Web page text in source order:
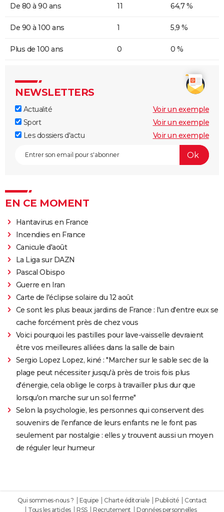
De 80 à 90 ans 11 64,7 %
De 90 à 100 ans 1 5,9 %
Plus de 100 ans 0 0 %
NEWSLETTERS
Actualité
Voir un exemple
Sport
Voir un exemple
Les dossiers d'actu
Voir un exemple
EN CE MOMENT
Hantavirus en France
Incendies en France
Canicule d'août
La Liga sur DAZN
Pascal Obispo
Guerre en Iran
Carte de l'éclipse solaire du 12 août
Ce sont les plus beaux jardins de France : l'un d'entre eux se
cache forcément près de chez vous
Voici pourquoi les pastilles pour lave-vaisselle devraient
être vos meilleures alliées dans la salle de bain
Sergio Lopez Lopez, kiné : "Marcher sur le sable sec de la
plage peut nécessiter jusqu'à près de trois fois plus
d'énergie, cela oblige le corps à travailler plus dur que
lorsqu'on marche sur un sol ferme"
Selon la psychologie, les personnes qui conservent des
souvenirs de l'enfance de leurs enfants ne le font pas
seulement par nostalgie : elles y trouvent aussi un moyen
de réguler leur humeur
Qui sommes-nous ? Equipe Charte éditoriale Publicité
Contact
Tous les articles
RSS Recrutement Données personnelles